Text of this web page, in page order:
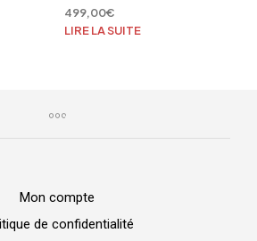
SSD 128 Go – Intel Core i3
1115G4
499,00€
LIRE LA SUITE
Mon compte
de confidentialité